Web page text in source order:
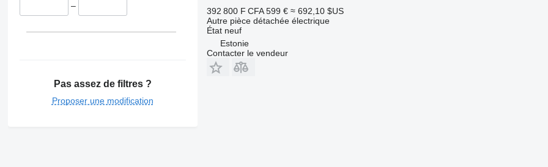
–
Pas assez de filtres ?
Proposer une modification
392 800 F CFA 599 € ≈ 692,10 $US
Autre pièce détachée électrique
Étatneuf
Estonie
Contacter le vendeur